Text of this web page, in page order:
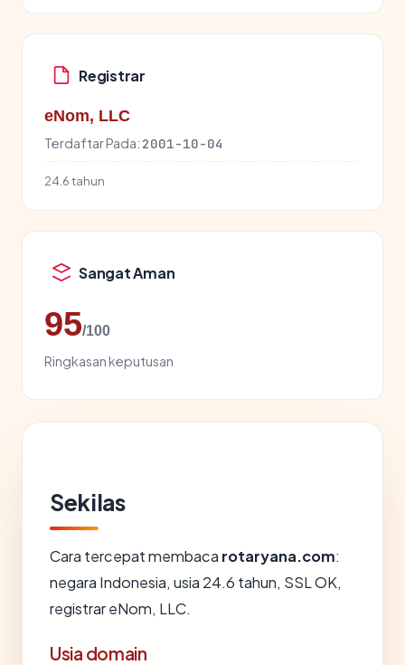
Registrar
eNom, LLC
Terdaftar Pada: 2001-10-04
24.6 tahun
Sangat Aman
95/100
Ringkasan keputusan
Sekilas
Cara tercepat membaca rotaryana.com:
negara Indonesia, usia 24.6 tahun, SSL OK,
registrar eNom, LLC.
Usia domain